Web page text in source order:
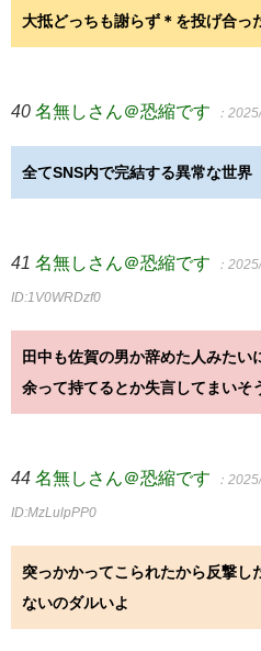
大抵どっちも謝らず＊を投げ合っ
40 名無しさん＠恐縮です ：
全てSNS内で完結する異常な世界
41 名無しさん＠恐縮です ：
ID:1V0WRDzf0
田中も佐賀の男か辞めた人みたい
余って持てるとか失言してまいそ
44 名無しさん＠恐縮です ：
ID:MzLulpPP0
突っかかってこられたから反撃し
ないのダルいよ